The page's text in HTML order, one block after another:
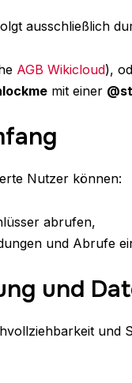
ausschließlich
AGB Wikicloud),
mit einer
Nutzer können:
abrufen,
und Abrufe
und
und